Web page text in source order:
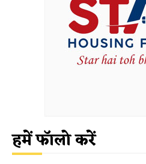
हमें फॉलो करें